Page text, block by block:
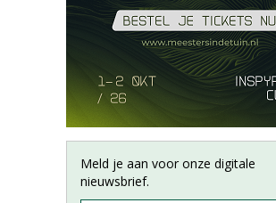
Meld je aan voor onze digitale
nieuwsbrief.